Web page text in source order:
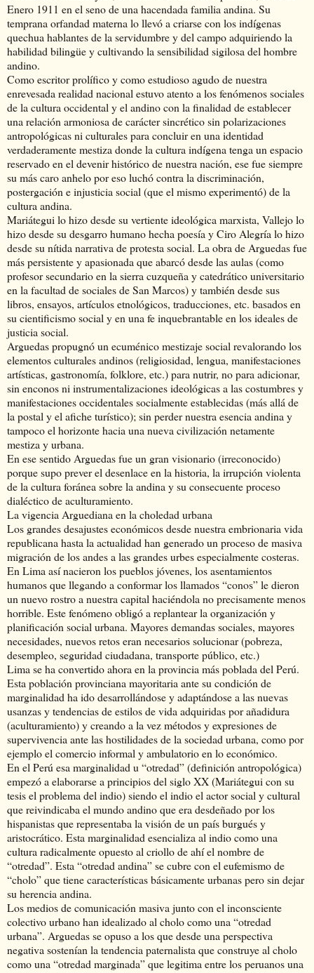
Enero 1911 en el seno de una hacendada familia andina. Su
temprana orfandad materna lo llevó a criarse con los indígenas
quechua hablantes de la servidumbre y del campo adquiriendo la
habilidad bilingüe y cultivando la sensibilidad sigilosa del hombre
andino.
Como escritor prolífico y como estudioso agudo de nuestra
enrevesada realidad nacional estuvo atento a los fenómenos sociales
de la cultura occidental y el andino con la finalidad de establecer
una relación armoniosa de carácter sincrético sin polarizaciones
antropológicas ni culturales para concluir en una identidad
verdaderamente mestiza donde la cultura indígena tenga un espacio
reservado en el devenir histórico de nuestra nación, ese fue siempre
su más caro anhelo por eso luchó contra la discriminación,
postergación e injusticia social (que el mismo experimentó) de la
cultura andina.
Mariátegui lo hizo desde su vertiente ideológica marxista, Vallejo lo
hizo desde su desgarro humano hecha poesía y Ciro Alegría lo hizo
desde su nítida narrativa de protesta social. La obra de Arguedas fue
más persistente y apasionada que abarcó desde las aulas (como
profesor secundario en la sierra cuzqueña y catedrático universitario
en la facultad de sociales de San Marcos) y también desde sus
libros, ensayos, artículos etnológicos, traducciones, etc. basados en
su cientificismo social y en una fe inquebrantable en los ideales de
justicia social.
Arguedas propugnó un ecuménico mestizaje social revalorando los
elementos culturales andinos (religiosidad, lengua, manifestaciones
artísticas, gastronomía, folklore, etc.) para nutrir, no para adicionar,
sin enconos ni instrumentalizaciones ideológicas a las costumbres y
manifestaciones occidentales socialmente establecidas (más allá de
la postal y el afiche turístico); sin perder nuestra esencia andina y
tampoco el horizonte hacia una nueva civilización netamente
mestiza y urbana.
En ese sentido Arguedas fue un gran visionario (irreconocido)
porque supo prever el desenlace en la historia, la irrupción violenta
de la cultura foránea sobre la andina y su consecuente proceso
dialéctico de aculturamiento.
La vigencia Arguediana en la choledad urbana
Los grandes desajustes económicos desde nuestra embrionaria vida
republicana hasta la actualidad han generado un proceso de masiva
migración de los andes a las grandes urbes especialmente costeras.
En Lima así nacieron los pueblos jóvenes, los asentamientos
humanos que llegando a conformar los llamados “conos” le dieron
un nuevo rostro a nuestra capital haciéndola no precisamente menos
horrible. Este fenómeno obligó a replantear la organización y
planificación social urbana. Mayores demandas sociales, mayores
necesidades, nuevos retos eran necesarios solucionar (pobreza,
desempleo, seguridad ciudadana, transporte público, etc.)
Lima se ha convertido ahora en la provincia más poblada del Perú.
Esta población provinciana mayoritaria ante su condición de
marginalidad ha ido desarrollándose y adaptándose a las nuevas
usanzas y tendencias de estilos de vida adquiridas por añadidura
(aculturamiento) y creando a la vez métodos y expresiones de
supervivencia ante las hostilidades de la sociedad urbana, como por
ejemplo el comercio informal y ambulatorio en lo económico.
En el Perú esa marginalidad u “otredad” (definición antropológica)
empezó a elaborarse a principios del siglo XX (Mariátegui con su
tesis el problema del indio) siendo el indio el actor social y cultural
que reivindicaba el mundo andino que era desdeñado por los
hispanistas que representaba la visión de un país burgués y
aristocrático. Esta marginalidad esencializa al indio como una
cultura radicalmente opuesto al criollo de ahí el nombre de
“otredad”. Esta “otredad andina” se cubre con el eufemismo de
“cholo” que tiene características básicamente urbanas pero sin dejar
su herencia andina.
Los medios de comunicación masiva junto con el inconsciente
colectivo urbano han idealizado al cholo como una “otredad
urbana”. Arguedas se opuso a los que desde una perspectiva
negativa sostenían la tendencia paternalista que construye al cholo
como una “otredad marginada” que legitima entre los peruanos una